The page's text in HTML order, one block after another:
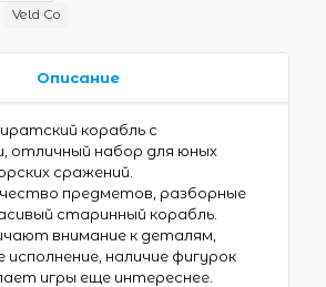
Veld Co
Описание
корабль с
отличный набор для юных
сражений.
предметов, разборные
старинный корабль.
внимание к деталям,
исполнение, наличие фигурок
игры еще интереснее.